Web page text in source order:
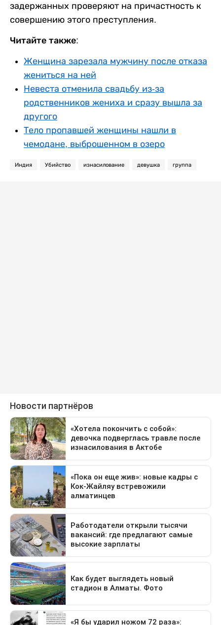
задержанных проверяют на причастность к
совершению этого преступления.
Читайте также:
Женщина зарезала мужчину после отказа
жениться на ней
Невеста отменила свадьбу из-за
родственников жениха и сразу вышла за
другого
Тело пропавшей женщины нашли в
чемодане, выброшенном в озеро
Индия Убийство изнасилование девушка группа